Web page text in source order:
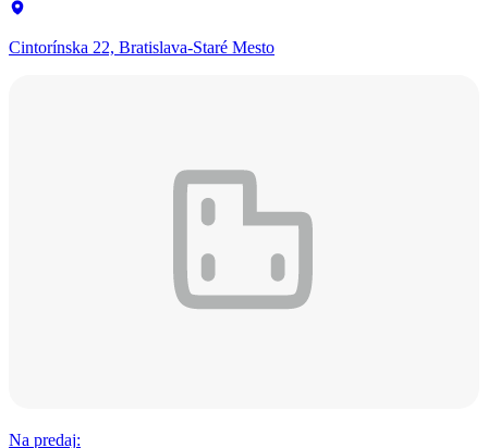
Cintorínska 22, Bratislava-Staré Mesto
Na predaj: